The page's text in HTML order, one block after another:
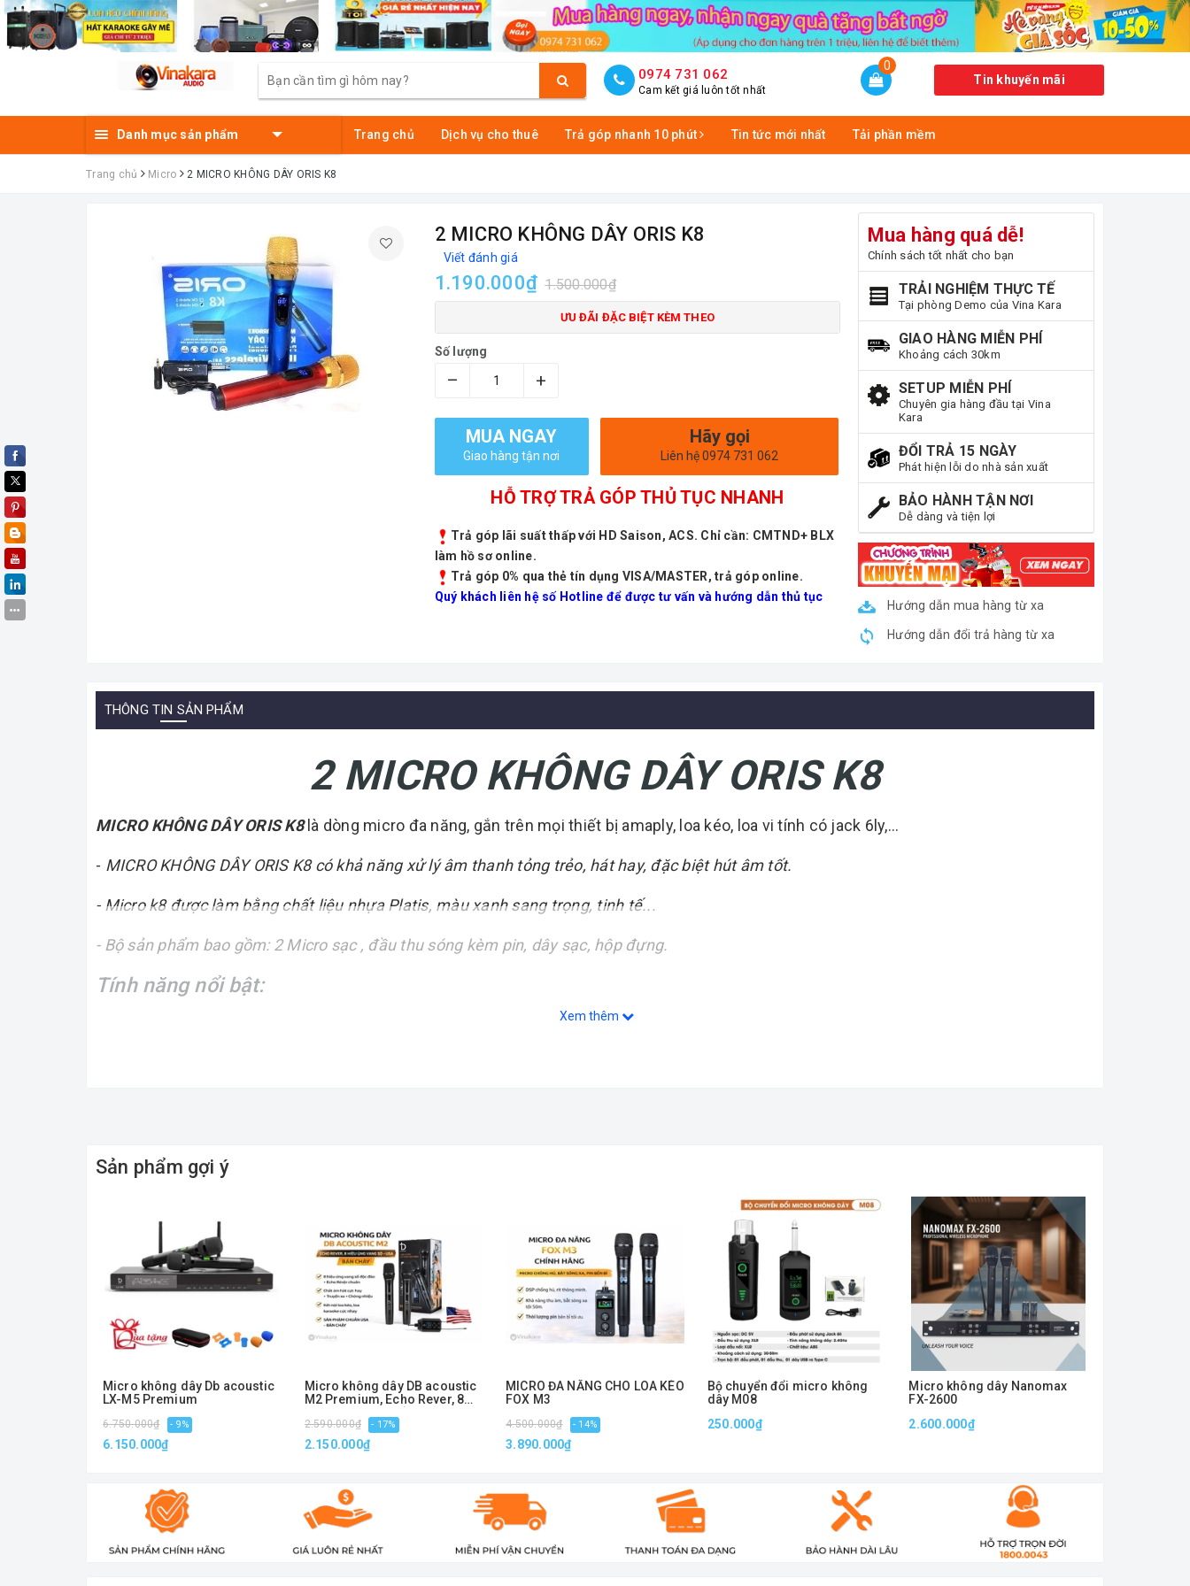
0974 731 062
Cam kết giá luôn tốt nhất
0
Tin khuyến mãi
Danh mục sản phẩm Trang chủ Dịch vụ cho thuê Trả góp nhanh 10 phút Tin tức mới nhất Tải phần mềm
Trang chủ Micro 2 MICRO KHÔNG DÂY ORIS K8
2 MICRO KHÔNG DÂY ORIS K8
Viết đánh giá
1.190.000₫ 1.500.000₫
ƯU ĐÃI ĐẶC BIỆT KÈM THEO
Số lượng
– +
MUA NGAY
Giao hàng tận nơi
Hãy gọi
Liên hệ 0974 731 062
HỖ TRỢ TRẢ GÓP THỦ TỤC NHANH
Trả góp lãi suất thấp với HD Saison, ACS. Chỉ cần: CMTND+ BLX
làm hồ sơ online.
Trả góp 0% qua thẻ tín dụng VISA/MASTER, trả góp online.
Quý khách liên hệ số Hotline để được tư vấn và hướng dẫn thủ tục
Mua hàng quá dễ!
Chính sách tốt nhất cho bạn
TRẢI NGHIỆM THỰC TẾ
Tại phòng Demo của Vina Kara
GIAO HÀNG MIỄN PHÍ
Khoảng cách 30km
SETUP MIỄN PHÍ
Chuyên gia hàng đầu tại Vina
Kara
ĐỔI TRẢ 15 NGÀY
Phát hiện lỗi do nhà sản xuất
BẢO HÀNH TẬN NƠI
Dễ dàng và tiện lợi
Hướng dẫn mua hàng từ xa
Hướng dẫn đổi trả hàng từ xa
THÔNG TIN SẢN PHẨM
2 MICRO KHÔNG DÂY ORIS K8
MICRO KHÔNG DÂY ORIS K8là dòng micro đa năng, gắn trên mọi thiết bị amaply, loa kéo, loa vi tính có jack 6ly,...
- MICRO KHÔNG DÂY ORIS K8 có khả năng xử lý âm thanh tỏng trẻo, hát hay, đặc biệt hút âm tốt.
- Micro k8 được làm bằng chất liệu nhựa Platis, màu xanh sang trọng, tinh tế...
- Bộ sản phẩm bao gồm: 2 Micro sạc , đầu thu sóng kèm pin, dây sạc, hộp đựng.
Tính năng nổi bật:
Xem thêm
Sản phẩm gợi ý
Micro không dây Db acoustic
LX-M5 Premium
6.750.000₫ - 9%
6.150.000₫
Micro không dây DB acoustic
M2 Premium, Echo Rever, 8
2.590.000₫ - 17%
2.150.000₫
MICRO ĐA NĂNG CHO LOA KÉO
FOX M3
4.500.000₫ - 14%
3.890.000₫
Bộ chuyển đổi micro không
dây M08
250.000₫
Micro không dây Nanomax
FX-2600
2.600.000₫